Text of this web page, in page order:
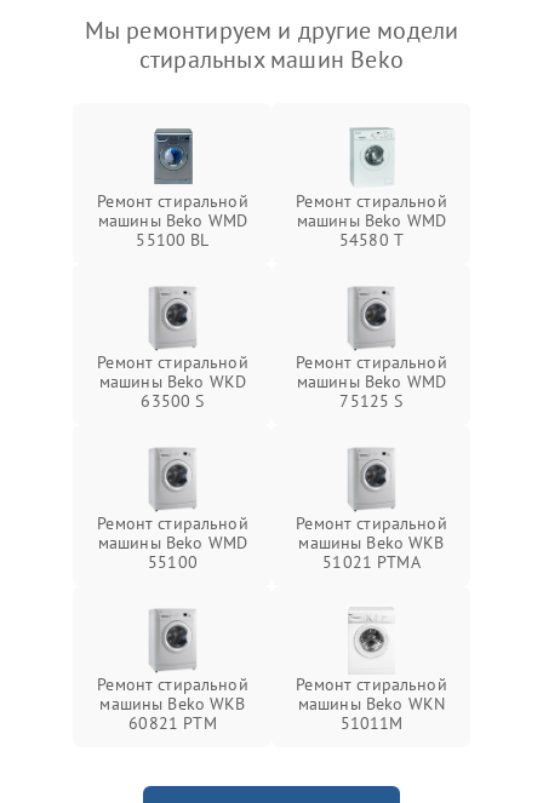
Мы ремонтируем и другие модели
стиральных машин Beko
Ремонт стиральной
машины Beko WMD
55100 BL
Ремонт стиральной
машины Beko WMD
54580 T
Ремонт стиральной
машины Beko WKD
63500 S
Ремонт стиральной
машины Beko WMD
75125 S
Ремонт стиральной
машины Beko WMD
55100
Ремонт стиральной
машины Beko WKB
51021 PTМА
Ремонт стиральной
машины Beko WKB
60821 PTМ
Ремонт стиральной
машины Beko WKN
51011M